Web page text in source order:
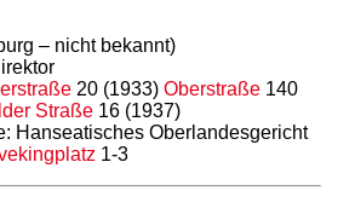
– nicht bekannt)
20 (1933)Oberstraße 140
Straße 16 (1937)
Hanseatisches Oberlandesgericht
1-3